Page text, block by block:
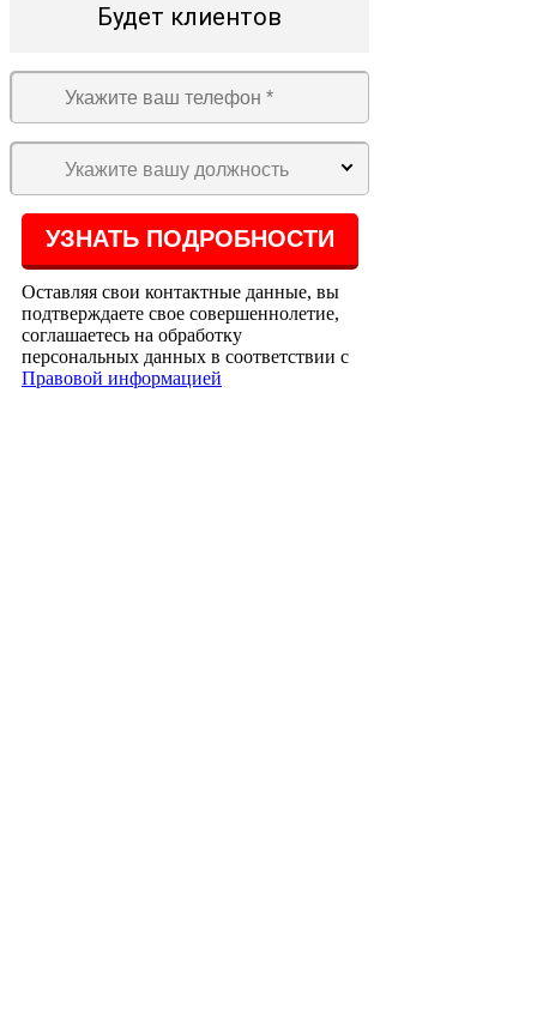
Будет клиентов
Укажите вашу должность
Оставляя свои контактные данные, вы
подтверждаете свое совершеннолетие,
соглашаетесь на обработку
персональных данных в соответствии с
Правовой информацией